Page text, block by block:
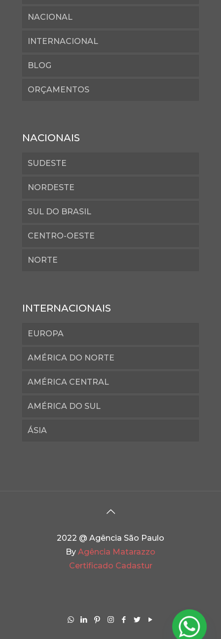
NACIONAL
INTERNACIONAL
BLOG
ORÇAMENTOS
NACIONAIS
SUDESTE
NORDESTE
SUL DO BRASIL
CENTRO-OESTE
NORTE
INTERNACIONAIS
EUROPA
AMÉRICA DO NORTE
AMÉRICA CENTRAL
AMÉRICA DO SUL
ÁSIA
2022 @ Agência São Paulo
By Agência Matarazzo
Certificado Cadastur